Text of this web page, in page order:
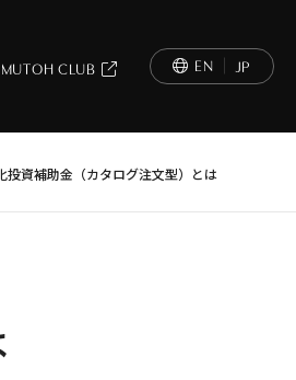
MUTOH CLUB EN JP
投資補助金（カタログ注文型）とは